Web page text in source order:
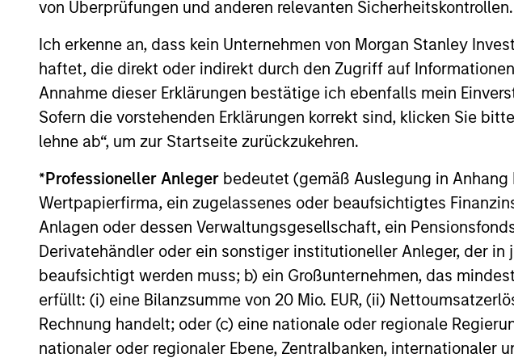
von Überprüfungen und anderen relevanten Sicherheitskontrollen.
Ich erkenne an, dass kein Unternehmen von Morgan Stanley
haftet, die direkt oder indirekt durch den Zugriff auf
Annahme dieser Erklärungen bestätige ich ebenfalls mein
Sofern die vorstehenden Erklärungen korrekt sind, klicken Sie
lehne ab“, um zur Startseite zurückzukehren.
*Professioneller Anleger bedeutet (gemäß Auslegung in Anhang
Wertpapierfirma, ein zugelassenes oder beaufsichtigtes
Anlagen oder dessen Verwaltungsgesellschaft, ein
Derivatehändler oder ein sonstiger institutioneller Anleger, der
beaufsichtigt werden muss; b) ein Großunternehmen, das
erfüllt: (i) eine Bilanzsumme von 20 Mio. EUR, (ii)
Rechnung handelt; oder (c) eine nationale oder regionale
nationaler oder regionaler Ebene, Zentralbanken, internationaler
Der Wert der Anlagen und der mit ihnen erzielten Erträge können sowohl steigen
Die Performance versteht sich nach Abzug der Gebühren. Die Angaben zur
(sofern angeboten) kann abweichen. Setzen Sie sich bitte gründlich mit den
Anlageentscheidung treffen.
Der Einsatz von Fremdkapital erhöht die Risiken, so dass eine relativ kleine
auch im positiven Sinne, im Wert dieser Anlage und damit auch im Wert des Fonds
Teilfonds in allen Ländern verfügbar sind und Teilfonds nicht für Personen mit
jeweils geltenden Gesetzen oder Vorschriften zuwiderlaufen würde.
Je höher die Kategorie (1-7), desto höher ist der mögliche Ertrag, aber auch das
eine risikofreie Anlage handelt. Bitte beachten Sie die BasisInformationsBlatt
Anlageklassen enthalten.
DasMorningstar Rating™ (Sterne-Rating) für Fonds wird für
Renten- und Lebensversicherung), börsennotierte Fonds, geschlossene Fonds und
offene Investmentfonds werden zu Vergleichszwecken zu einer Kategorie
eine Kennzahl, die die Schwankungen der monatlichen Überschussrendite eines
Performanceschwankungen und eine beständige Wertentwicklung gelegt. Die